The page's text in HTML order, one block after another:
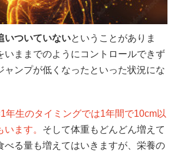
いついていないということがありま
いままでのようにコントロールできず
ャンプが低くなったといった状況にな
年生のタイミングでは1年間で10cm以
います。 そして体重もどんどん増えて
べる量も増えてはいきますが、栄養の